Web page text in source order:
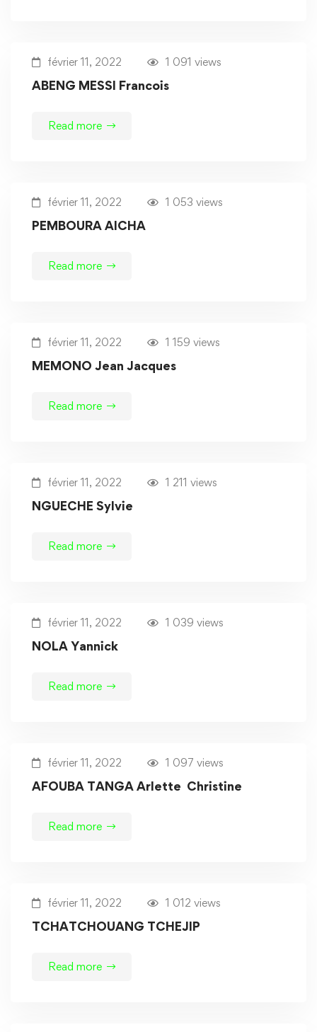
février 11, 2022 1 091 views
ABENG MESSI Francois
Read more
février 11, 2022 1 053 views
PEMBOURA AICHA
Read more
février 11, 2022 1 159 views
MEMONO Jean Jacques
Read more
février 11, 2022 1 211 views
NGUECHE Sylvie
Read more
février 11, 2022 1 039 views
NOLA Yannick
Read more
février 11, 2022 1 097 views
AFOUBA TANGA Arlette Christine
Read more
février 11, 2022 1 012 views
TCHATCHOUANG TCHEJIP
Read more